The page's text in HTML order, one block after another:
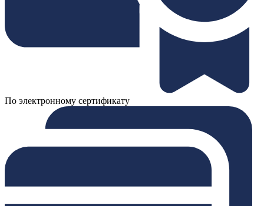
По электронному сертификату